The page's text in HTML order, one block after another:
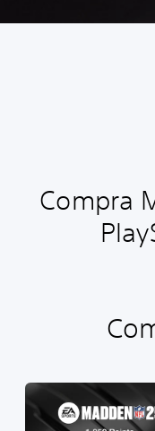
Compra